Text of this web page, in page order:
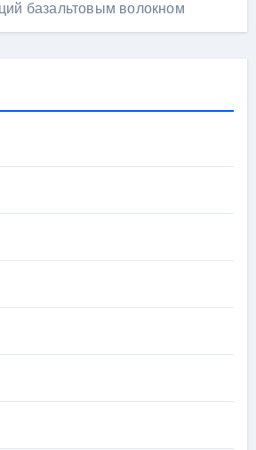
базальтовым волокном